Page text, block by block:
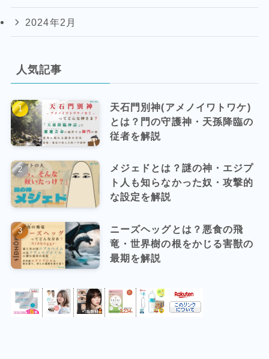
2024年2月
人気記事
天石門別神(アメノイワトワケ)
とは？門の守護神・天孫降臨の
従者を解説
メジェドとは？謎の神・エジプ
ト人も知らなかった奴・攻撃的
な設定を解説
ニーズヘッグとは？悪食の飛
竜・世界樹の根をかじる害獣の
最期を解説